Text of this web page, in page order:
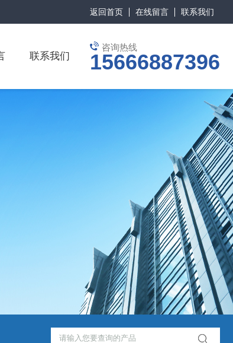
返回首页 在线留言 联系我们
咨询热线
15666887396
联系我们